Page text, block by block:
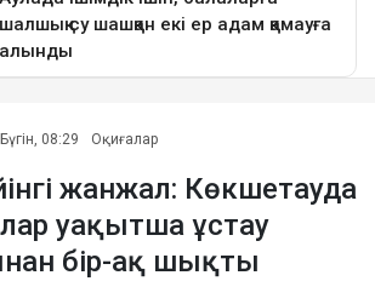
Бүгін, 08:29 Оқиғалар
жанжал: Көкшетауда
уақытша ұстау
бір-ақ шықты